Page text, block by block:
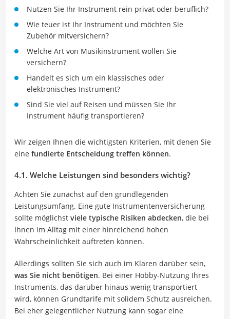
Nutzen Sie Ihr Instrument rein privat oder beruflich?
Wie teuer ist Ihr Instrument und möchten Sie
Zubehör mitversichern?
Welche Art von Musikinstrument wollen Sie
versichern?
Handelt es sich um ein klassisches oder
elektronisches Instrument?
Sind Sie viel auf Reisen und müssen Sie Ihr
Instrument häufig transportieren?
Wir zeigen Ihnen die wichtigsten Kriterien, mit denen Sie
eine fundierte Entscheidung treffen können.
4.1. Welche Leistungen sind besonders wichtig?
Achten Sie zunächst auf den grundlegenden
Leistungsumfang. Eine gute Instrumentenversicherung
sollte möglichst viele typische Risiken abdecken, die bei
Ihnen im Alltag mit einer hinreichend hohen
Wahrscheinlichkeit auftreten können.
Allerdings sollten Sie sich auch im Klaren darüber sein,
was Sie nicht benötigen. Bei einer Hobby-Nutzung Ihres
Instruments, das darüber hinaus wenig transportiert
wird, können Grundtarife mit solidem Schutz ausreichen.
Bei eher gelegentlicher Nutzung kann sogar eine